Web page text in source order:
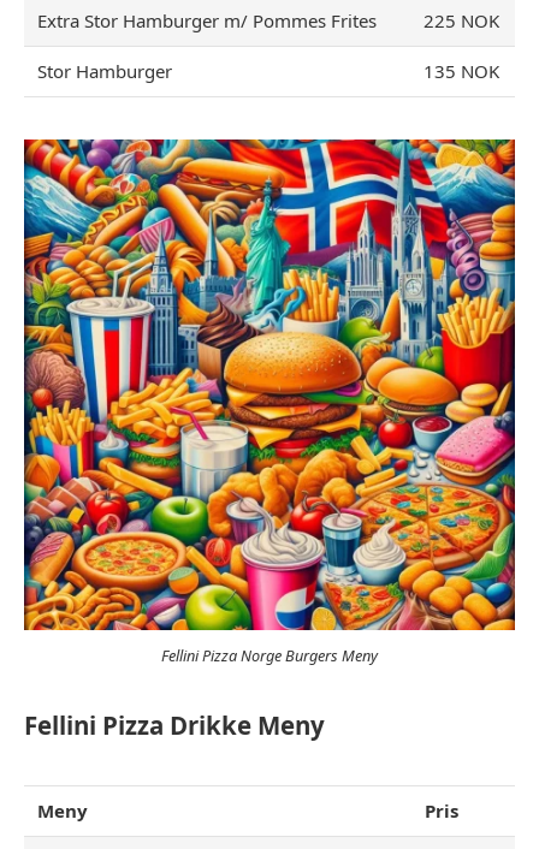
Extra Stor Hamburger m/ Pommes Frites 225 NOK
Stor Hamburger 135 NOK
Fellini Pizza Norge Burgers Meny
Fellini Pizza Drikke Meny
Meny Pris